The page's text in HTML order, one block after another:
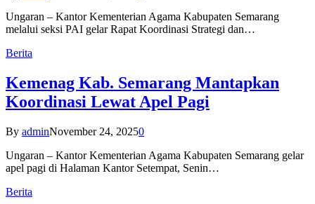
Ungaran – Kantor Kementerian Agama Kabupaten Semarang
melalui seksi PAI gelar Rapat Koordinasi Strategi dan…
Berita
Kemenag Kab. Semarang Mantapkan
Koordinasi Lewat Apel Pagi
By adminNovember 24, 20250
Ungaran – Kantor Kementerian Agama Kabupaten Semarang gelar
apel pagi di Halaman Kantor Setempat, Senin…
Berita